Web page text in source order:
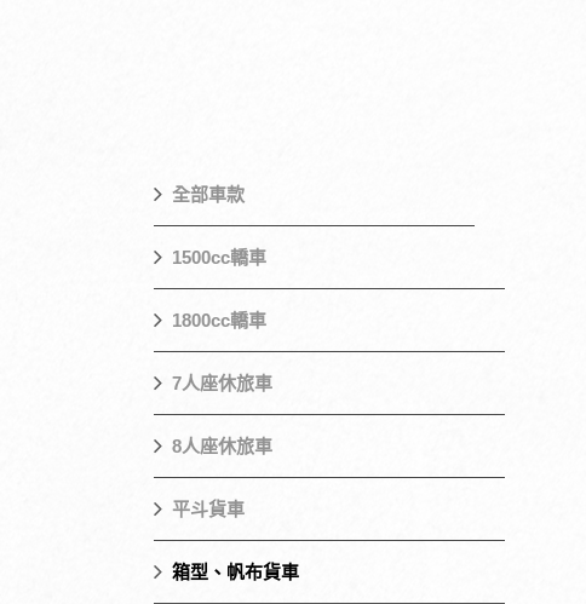
全部車款
1500cc轎車
1800cc轎車
7人座休旅車
8人座休旅車
平斗貨車
箱型、帆布貨車